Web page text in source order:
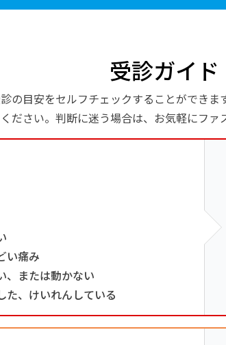
受診ガイド
の目安をセルフチェックすることができ
ださい。判断に迷う場合は、お気軽にファ
い痛み
、または動かない
た、けいれんしている